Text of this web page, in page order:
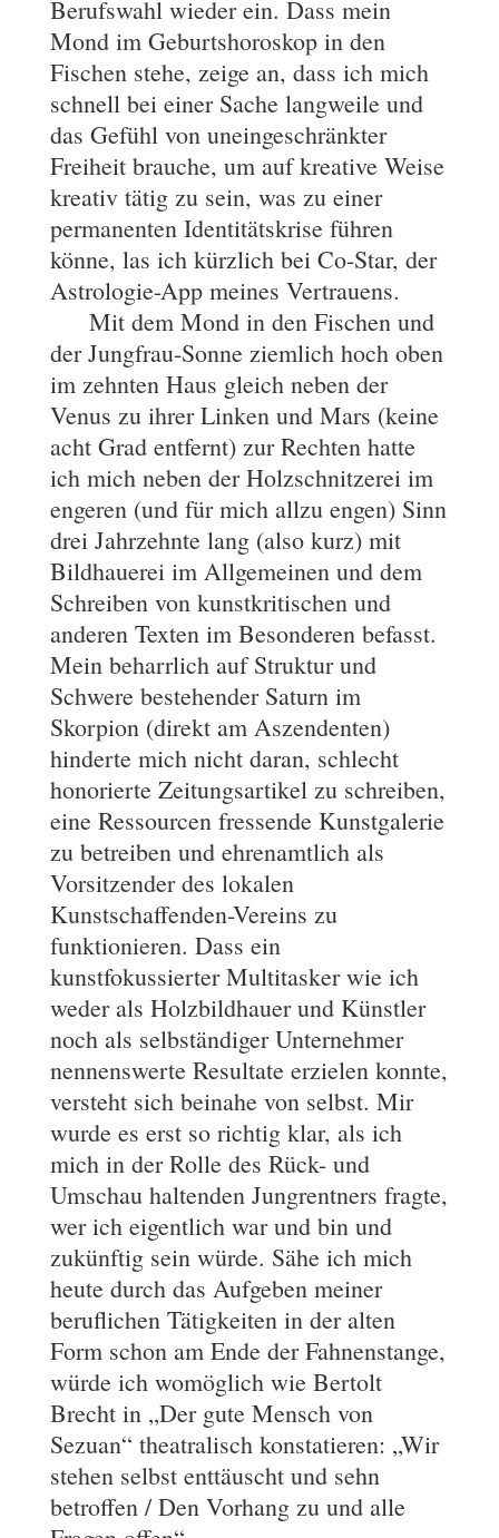
Berufswahl wieder ein. Dass mein
Mond im Geburtshoroskop in den
Fischen stehe, zeige an, dass ich mich
schnell bei einer Sache langweile und
das Gefühl von uneingeschränkter
Freiheit brauche, um auf kreative Weise
kreativ tätig zu sein, was zu einer
permanenten Identitätskrise führen
könne, las ich kürzlich bei Co-Star, der
Astrologie-App meines Vertrauens.
Mit dem Mond in den Fischen und
der Jungfrau-Sonne ziemlich hoch oben
im zehnten Haus gleich neben der
Venus zu ihrer Linken und Mars (keine
acht Grad entfernt) zur Rechten hatte
ich mich neben der Holzschnitzerei im
engeren (und für mich allzu engen) Sinn
drei Jahrzehnte lang (also kurz) mit
Bildhauerei im Allgemeinen und dem
Schreiben von kunstkritischen und
anderen Texten im Besonderen befasst.
Mein beharrlich auf Struktur und
Schwere bestehender Saturn im
Skorpion (direkt am Aszendenten)
hinderte mich nicht daran, schlecht
honorierte Zeitungsartikel zu schreiben,
eine Ressourcen fressende Kunstgalerie
zu betreiben und ehrenamtlich als
Vorsitzender des lokalen
Kunstschaffenden-Vereins zu
funktionieren. Dass ein
kunstfokussierter Multitasker wie ich
weder als Holzbildhauer und Künstler
noch als selbständiger Unternehmer
nennenswerte Resultate erzielen konnte,
versteht sich beinahe von selbst. Mir
wurde es erst so richtig klar, als ich
mich in der Rolle des Rück- und
Umschau haltenden Jungrentners fragte,
wer ich eigentlich war und bin und
zukünftig sein würde. Sähe ich mich
heute durch das Aufgeben meiner
beruflichen Tätigkeiten in der alten
Form schon am Ende der Fahnenstange,
würde ich womöglich wie Bertolt
Brecht in „Der gute Mensch von
Sezuan“ theatralisch konstatieren: „Wir
stehen selbst enttäuscht und sehn
betroffen / Den Vorhang zu und alle